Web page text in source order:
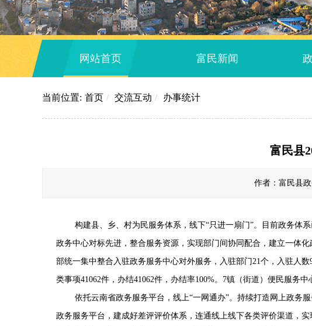
网站首页 富民新闻
当前位置: 首页 / 交流互动 / 办事统计
富民县
作者：富民县
构建县、乡、村为民服务体系，线下“只进一扇门”。目前政务体
政务中心对标先进，整合服务资源，实现部门间协同配合，建立一体
部统一集中整合入驻政务服务中心对外服务，入驻部门21个，入驻人
类事项41062件，办结41062件，办结率100%。7镇（街道）便民服务
依托云南省政务服务平台，线上“一网通办”。持续打造网上政务
政务服务平台，建成好差评评价体系，连通线上线下各类评价渠道，